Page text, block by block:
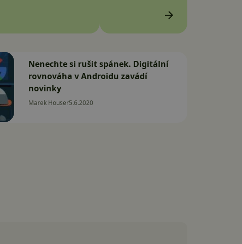
Nenechte si rušit spánek. Digitální
rovnováha v Androidu zavádí
novinky
Marek Houser5.6.2020